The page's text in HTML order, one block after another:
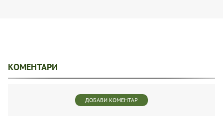
КОМЕНТАРИ
ДОБАВИ КОМЕНТАР